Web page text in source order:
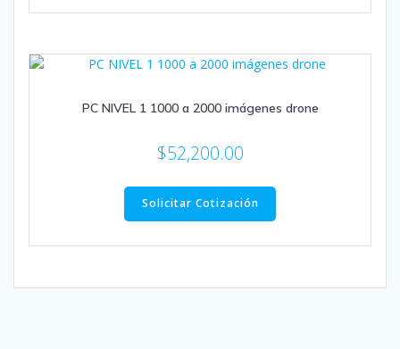
PC NIVEL 1 1000 a 2000 imágenes drone
$52,200.00
Solicitar Cotización